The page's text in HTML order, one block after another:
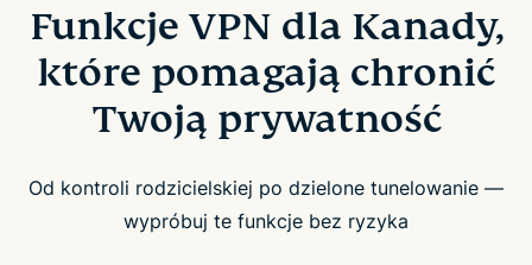
Funkcje VPN dla Kanady,
które pomagają chronić
Twoją prywatność
Od kontroli rodzicielskiej po dzielone tunelowanie —
wypróbuj te funkcje bez ryzyka